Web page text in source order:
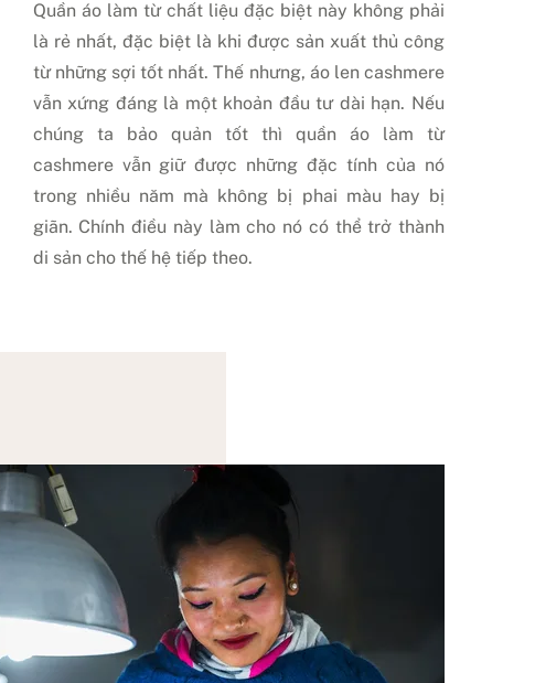
Quần áo làm từ chất liệu đặc biệt này không phải
là rẻ nhất, đặc biệt là khi được sản xuất thủ công
từ những sợi tốt nhất. Thế nhưng, áo len cashmere
vẫn xứng đáng là một khoản đầu tư dài hạn. Nếu
chúng ta bảo quản tốt thì quần áo làm từ
cashmere vẫn giữ được những đặc tính của nó
trong nhiều năm mà không bị phai màu hay bị
giãn. Chính điều này làm cho nó có thể trở thành
di sản cho thế hệ tiếp theo.